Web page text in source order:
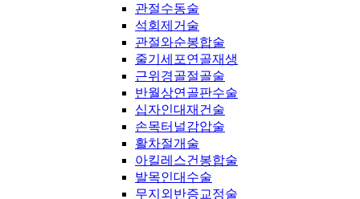
관절수동술
석회제거술
관절와순봉합술
줄기세포연골재생
근위경골절골술
반월상연골판수술
십자인대재건술
손목터널감압술
활차절개술
아킬레스건봉합술
발목인대수술
무지외반증교정술